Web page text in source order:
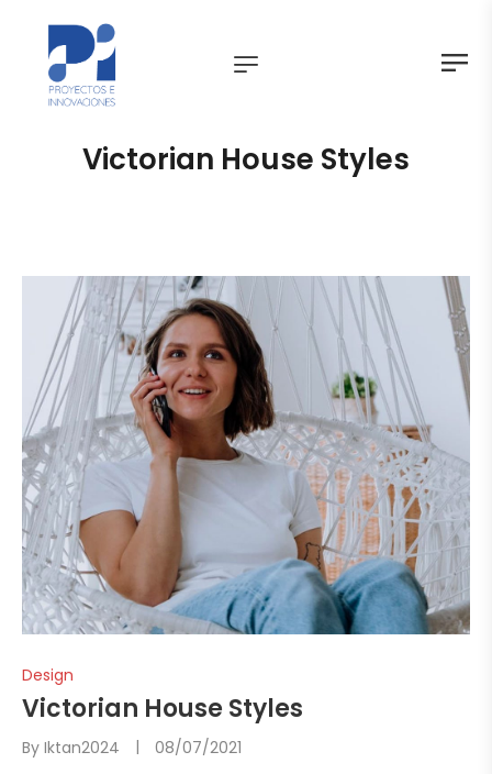
Victorian House Styles
Design
Victorian House Styles
By Iktan2024 08/07/2021